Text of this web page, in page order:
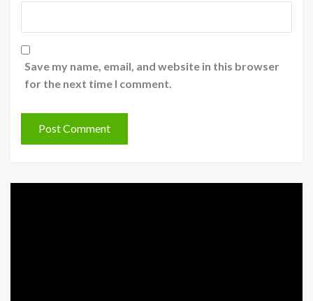
Save my name, email, and website in this browser
for the next time I comment.